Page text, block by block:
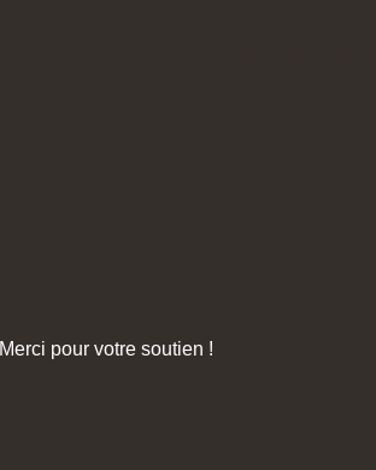
Merci pour votre soutien !